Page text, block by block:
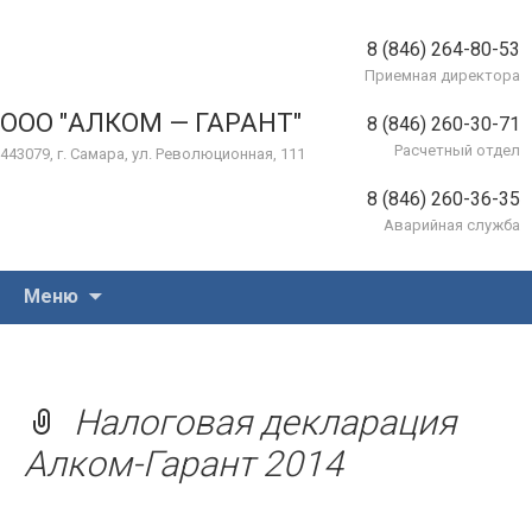
ООО "АЛКОМ — ГАРАНТ"
443079, г. Самара, ул. Революционная, 111
8 (846) 264-80-53
Приемная директора
8 (846) 260-30-71
Расчетный отдел
8 (846) 260-36-35
Аварийная служба
Меню
Налоговая декларация
Алком-Гарант 2014